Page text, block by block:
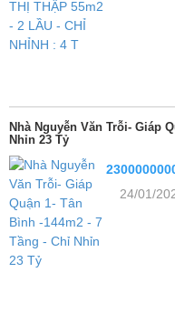
Nhà Nguyễn Văn Trỗi- Giáp
Nhỉn 23 Tỷ
24/01/